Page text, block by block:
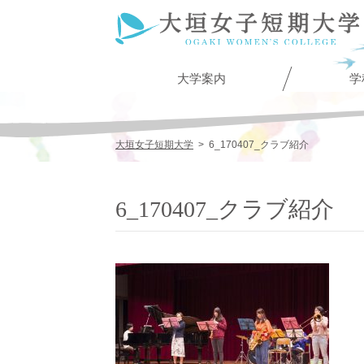
大学案内 学
大垣女子短期大学 > 6_170407_クラブ紹介
6_170407_クラブ紹介